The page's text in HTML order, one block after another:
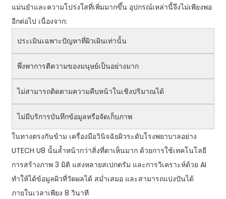
แม่นยำและความโปร่งใสที่เพิ่มมากขึ้น อุปกรณ์เหล่านี้จึงไม่เพียงพอ
อีกต่อไป เนื่องจาก:
ประเมินเฉพาะปัญหาที่ผิวเผินเท่านั้น
พึ่งพาการตีความของมนุษย์เป็นอย่างมาก
ไม่สามารถติดตามความคืบหน้าในเชิงปริมาณได้
ไม่มีบริการบันทึกข้อมูลหรือจัดเก็บภาพ
ในทางตรงกันข้าม เครื่องมือวินิจฉัยผิวระดับโรงพยาบาลอย่าง
UTECH U8 นั้นล้ำหน้ากว่าสิ่งที่ตาเห็นมาก ด้วยการใช้เทคโนโลยี
การสร้างภาพ 3 มิติ แสงหลายสเปกตรัม และการวิเคราะห์ด้วย AI
ทำให้ได้ข้อมูลผิวที่วัดผลได้ สม่ำเสมอ และสามารถแบ่งปันได้
ภายในเวลาเพียง 8 วินาที